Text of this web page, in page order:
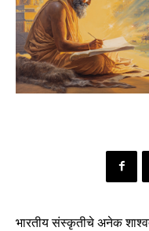
भारतीय संस्कृतीचे अनेक